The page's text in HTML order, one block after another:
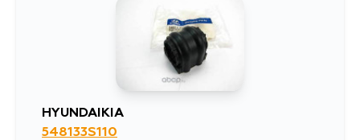
HYUNDAIKIA
548133S110